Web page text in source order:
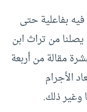
بفاعلية حتى
من تراث ابن
مقالة من أربعة
الأجرام
وغير ذلك.